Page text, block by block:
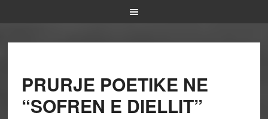
PRURJE POETIKE NE
“SOFREN E DIELLIT”